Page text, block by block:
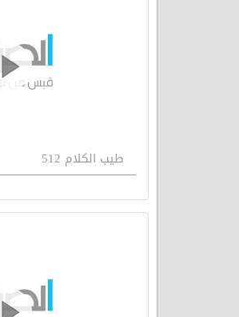
طيب الكلام 512